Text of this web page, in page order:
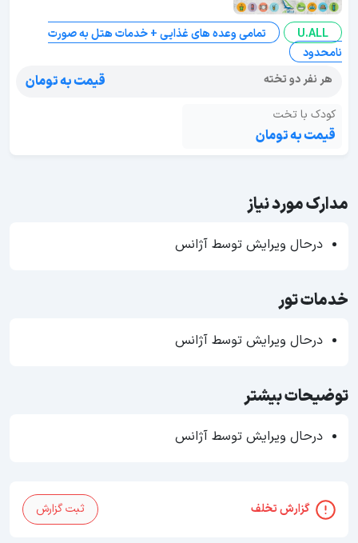
U.ALL
تمامی وعده های غذایی + خدمات هتل به صورت
نامحدود
هر نفر دو تخته
قیمت به تومان
کودک با تخت
قیمت به تومان
مدارک مورد نیاز
درحال ویرایش توسط آژانس
خدمات تور
درحال ویرایش توسط آژانس
توضیحات بیشتر
درحال ویرایش توسط آژانس
گزارش تخلف ثبت گزارش